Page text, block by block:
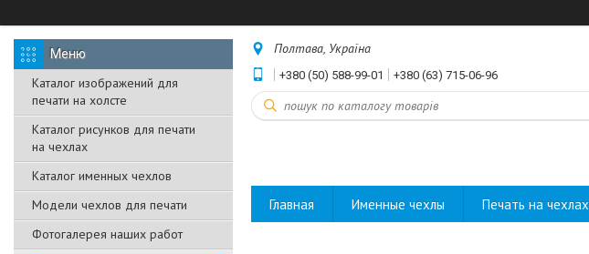
Каталог изображений для
печати на холсте
Каталог рисунков для печати
на чехлах
Каталог именных чехлов
Модели чехлов для печати
Фотогалерея наших работ
Полтава, Україна
+380 (50) 588-99-01 +380 (63) 715-06-96
Главная Именные чехлы Печать на чехлах